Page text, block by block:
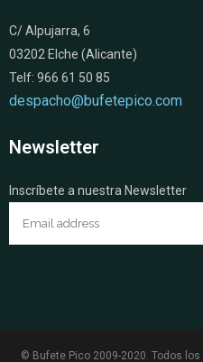
C/ Alpujarra, 6
03202 Elche (Alicante)
Telf: 966 61 50 85
despacho@bufetepico.com
Newsletter
Inscríbete a nuestra Newsletter
© Bufete Pico 2009-2020. Todos